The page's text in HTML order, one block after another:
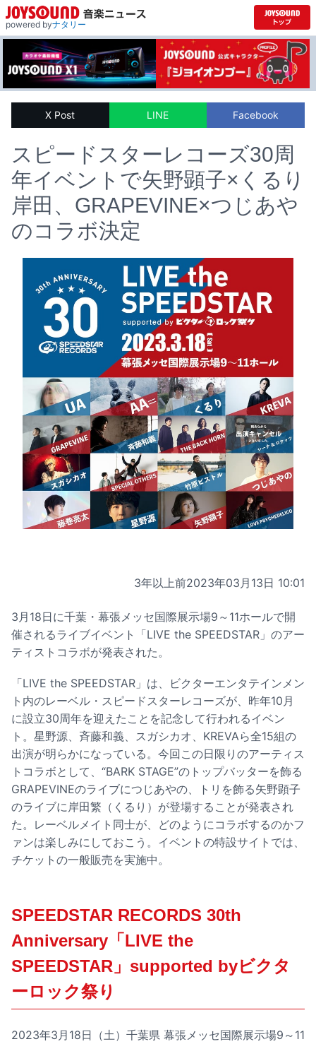
powered byナタリー
X Post LINE Facebook
スピードスターレコーズ30周
年イベントで矢野顕子×くるり
岸田、GRAPEVINE×つじあや
のコラボ決定
3年以上前2023年03月13日 10:01
3月18日に千葉・幕張メッセ国際展示場9～11ホールで開
催されるライブイベント「LIVE the SPEEDSTAR」のアー
ティストコラボが発表された。
「LIVE the SPEEDSTAR」は、ビクターエンタテインメン
ト内のレーベル・スピードスターレコーズが、昨年10月
に設立30周年を迎えたことを記念して行われるイベン
ト。星野源、斉藤和義、スガシカオ、KREVAら全15組の
出演が明らかになっている。今回この日限りのアーティス
トコラボとして、“BARK STAGE”のトップバッターを飾る
GRAPEVINEのライブにつじあやの、トリを飾る矢野顕子
のライブに岸田繁（くるり）が登場することが発表され
た。レーベルメイト同士が、どのようにコラボするのかフ
ァンは楽しみにしておこう。イベントの特設サイトでは、
チケットの一般販売を実施中。
SPEEDSTAR RECORDS 30th
Anniversary「LIVE the
SPEEDSTAR」supported byビクタ
ーロック祭り
2023年3月18日（土）千葉県 幕張メッセ国際展示場9～11